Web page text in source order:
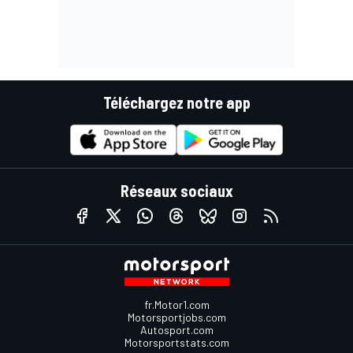
Téléchargez notre app
Réseaux sociaux
fr.Motor1.com
Motorsportjobs.com
Autosport.com
Motorsportstats.com